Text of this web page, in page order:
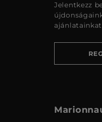
Jelentkezz
ajánlatainkat